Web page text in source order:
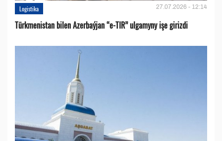
Logistika 27.07.2026 - 12:14
Türkmenistan bilen Azerbaýjan “e-TIR” ulgamyny işe girizdi